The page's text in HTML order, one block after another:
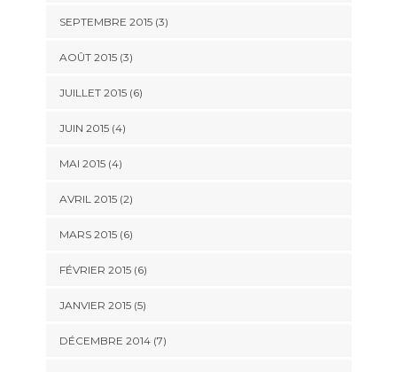
SEPTEMBRE 2015(3)
AOÛT 2015(3)
JUILLET 2015(6)
JUIN 2015(4)
MAI 2015(4)
AVRIL 2015(2)
MARS 2015(6)
FÉVRIER 2015(6)
JANVIER 2015(5)
DÉCEMBRE 2014(7)